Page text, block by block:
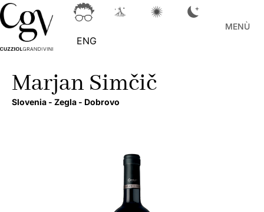
ENG
MENÙ
Marjan Simčič
Slovenia - Zegla - Dobrovo